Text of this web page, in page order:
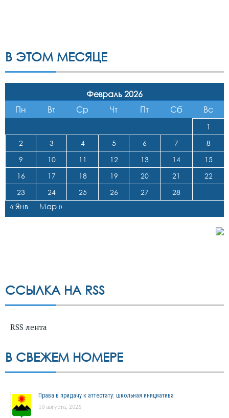
В ЭТОМ МЕСЯЦЕ
Февраль 2026
Пн
Вт Ср Чт Пт Сб Вс
1
2
3 4 5 6 7
8
9
10 11 12 13 14
15
16
17 18 19 20 21
22
23
24 25 26 27 28
« Янв Мар »
ССЫЛКА НА RSS
RSS лента
В СВЕЖЕМ НОМЕРЕ
Права в придачу к аттестату: школьная инициатива
10 августа, 2026